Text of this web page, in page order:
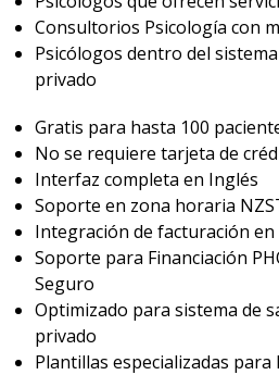
Consultorios Psicología con
Psicólogos dentro del
privado
Gratis para hasta 100
No se requiere tarjeta de
Interfaz completa en Inglés
Soporte en zona horaria
Integración de facturación en
Soporte para Financiación
Seguro
Optimizado para sistema de
privado
Plantillas especializadas para